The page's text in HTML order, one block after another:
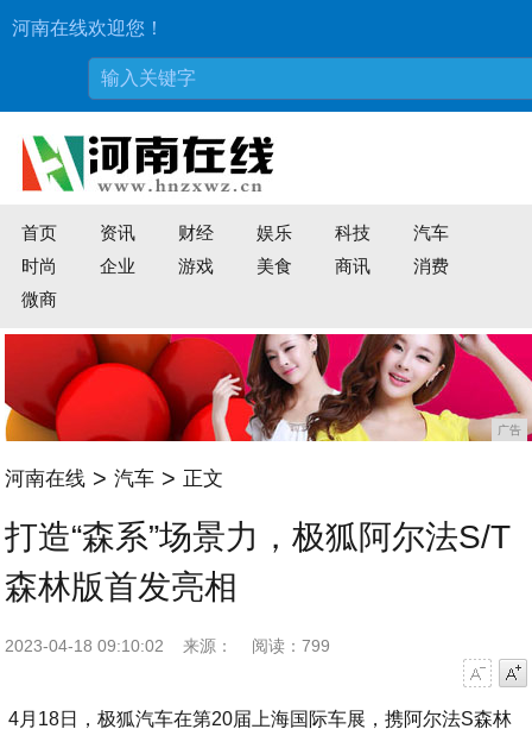
河南在线欢迎您！
首页 资讯 财经 娱乐 科技
汽车
时尚
企业 游戏 美食 商讯
消费
微商
广告
河南在线 > 汽车 > 正文
打造“森系”场景力，极狐阿尔法S/T
森林版首发亮相
2023-04-18 09:10:02 来源：
阅读：799
4月18日，极狐汽车在第20届上海国际车展，携阿尔法S森林